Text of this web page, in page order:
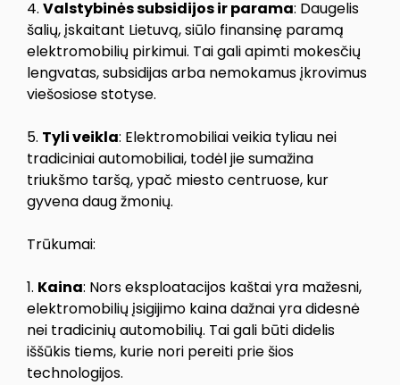
4. Valstybinės subsidijos ir parama: Daugelis
šalių, įskaitant Lietuvą, siūlo finansinę paramą
elektromobilių pirkimui. Tai gali apimti mokesčių
lengvatas, subsidijas arba nemokamus įkrovimus
viešosiose stotyse.
5. Tyli veikla: Elektromobiliai veikia tyliau nei
tradiciniai automobiliai, todėl jie sumažina
triukšmo taršą, ypač miesto centruose, kur
gyvena daug žmonių.
Trūkumai:
1. Kaina: Nors eksploatacijos kaštai yra mažesni,
elektromobilių įsigijimo kaina dažnai yra didesnė
nei tradicinių automobilių. Tai gali būti didelis
iššūkis tiems, kurie nori pereiti prie šios
technologijos.